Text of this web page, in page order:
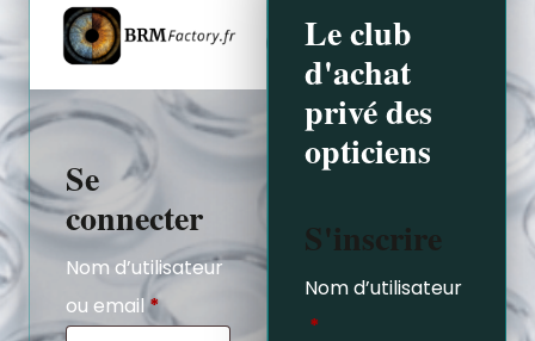
Se
connecter
Nom d’utilisateur
ou email*
Le club
d'achat
privé des
opticiens
S'inscrire
Nom d’utilisateur
*